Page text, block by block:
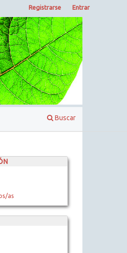
Buscar
Registrarse Entrar
as